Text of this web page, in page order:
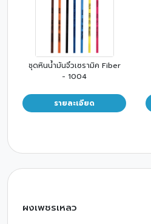
ชุดหินน้ำมันจิ๋วเซรามิค Fiber
- 1004
รายละเอียด
ผงเพชรเหลว